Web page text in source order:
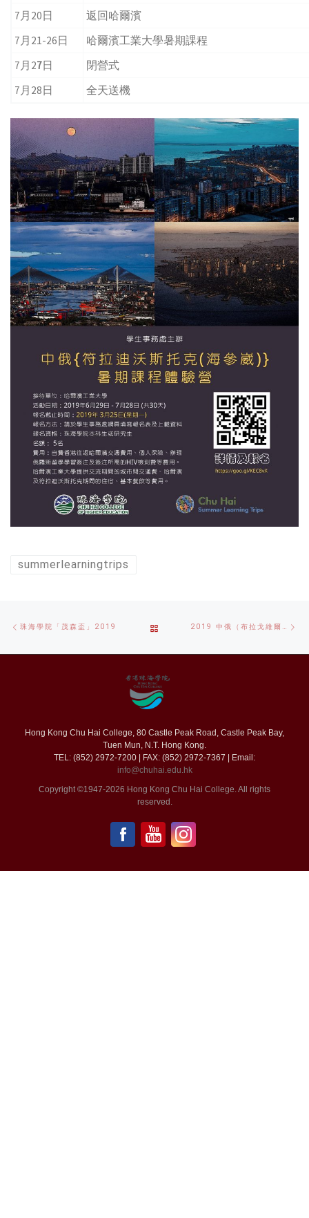
7月20日
返回哈爾濱
7月21-26日
哈爾濱工業大學暑期課程
7月27日
閉營式
7月28日
全天送機
summerlearningtrips
navigation
珠海學院「茂森盃」2019
TO
POST
2019 中俄（布拉戈維爾申斯克）友誼之旅
Hong Kong Chu Hai College, 80 Castle Peak Road, Castle Peak Bay,
Tuen Mun, N.T. Hong Kong.
TEL: (852) 2972-7200 | FAX: (852) 2972-7367 | Email:
info@chuhai.edu.hk
Copyright ©1947-2026 Hong Kong Chu Hai College. All rights
reserved.